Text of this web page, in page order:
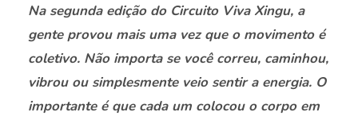
Na segunda edição do Circuito Viva Xingu, a
gente provou mais uma vez que o movimento é
coletivo. Não importa se você correu, caminhou,
vibrou ou simplesmente veio sentir a energia. O
importante é que cada um colocou o corpo em